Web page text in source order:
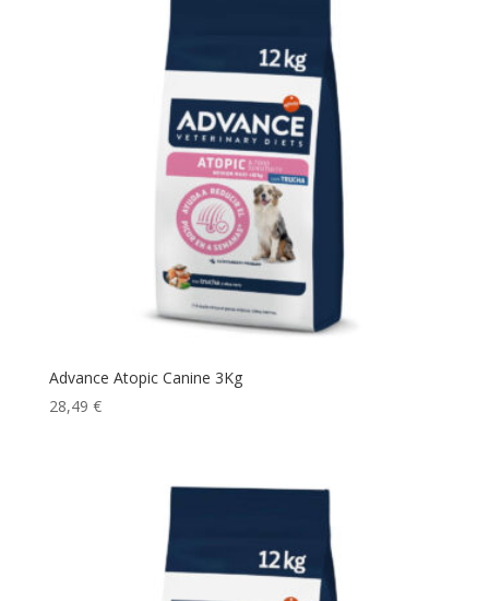
Advance Atopic Canine 3Kg
28,49 €